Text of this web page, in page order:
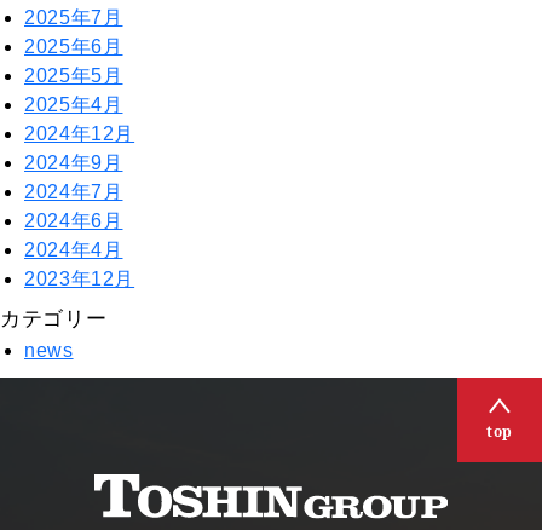
2025年7月
2025年6月
2025年5月
2025年4月
2024年12月
2024年9月
2024年7月
2024年6月
2024年4月
2023年12月
カテゴリー
news